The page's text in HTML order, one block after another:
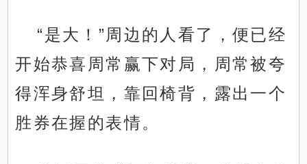
“是大！”周边的人看了，便已经
开始恭喜周常赢下对局，周常被夸
得浑身舒坦，靠回椅背，露出一个
胜券在握的表情。